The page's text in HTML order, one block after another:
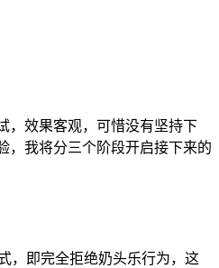
，效果客观，可惜没有坚持下
，我将分三个阶段开启接下来的
，即完全拒绝奶头乐行为，这